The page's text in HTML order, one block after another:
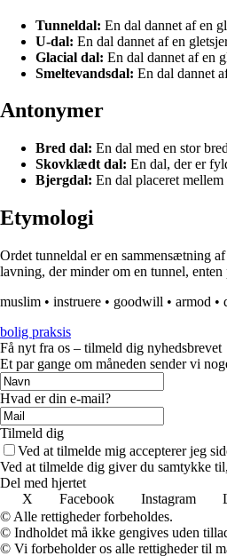
Tunneldal: En dal dannet af en
U-dal: En dal dannet af en
Glacial dal: En dal dannet af en
Smeltevandsdal: En dal dannet
Antonymer
Bred dal: En dal med en stor
Skovklædt dal: En dal, der er
Bjergdal: En dal placeret
Etymologi
Ordet tunneldal er en sammensætning
lavning, der minder om en tunnel,
muslim • instruere • goodwill • armod •
bolig praksis
Få nyt fra os – tilmeld dig nyhedsbrevet
Et par gange om måneden sender vi
Hvad er din e-mail?
Tilmeld dig
Ved at tilmelde mig accepterer jeg
Ved at tilmelde dig giver du samtykke
Del med hjertet
X
Facebook Instagram
© Alle rettigheder forbeholdes.
© Indholdet må ikke gengives uden
© Vi forbeholder os alle rettigheder til